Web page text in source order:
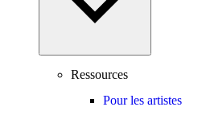
Ressources
Pour les artistes